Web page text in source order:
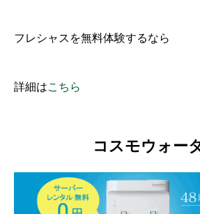
フレシャスを無料体験するなら
詳細はこちら
コスモウォー